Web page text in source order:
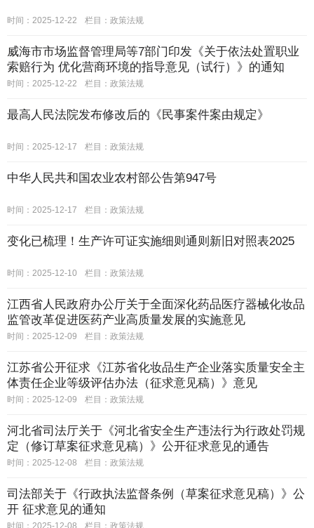
时间：2025-12-22 栏目： 政策法规
威海市市场监督管理局等7部门印发《关于依法处置职业
索赔行为 优化营商环境的指导意见（试行）》的通知
时间：2025-12-22 栏目： 政策法规
最高人民法院发布修改后的《民事案件案由规定》
时间：2025-12-17 栏目： 政策法规
中华人民共和国农业农村部公告第947号
时间：2025-12-17 栏目： 政策法规
变化已梳理！生产许可证实施细则通则新旧对照表2025
时间：2025-12-10 栏目： 政策法规
江西省人民政府办公厅关于全面深化药品医疗器械化妆品
监管改革促进医药产业高质量发展的实施意见
时间：2025-12-09 栏目： 政策法规
江苏省公开征求《江苏省化妆品生产企业落实质量安全主
体责任企业等级评估办法（征求意见稿）》意见
时间：2025-12-09 栏目： 政策法规
河北省司法厅关于《河北省安全生产违法行为行政处罚规
定（修订草案征求意见稿）》公开征求意见的通告
时间：2025-12-08 栏目： 政策法规
司法部关于《行政执法监督条例（草案征求意见稿）》公
开 征求意见的通知
时间：2025-12-08 栏目： 政策法规